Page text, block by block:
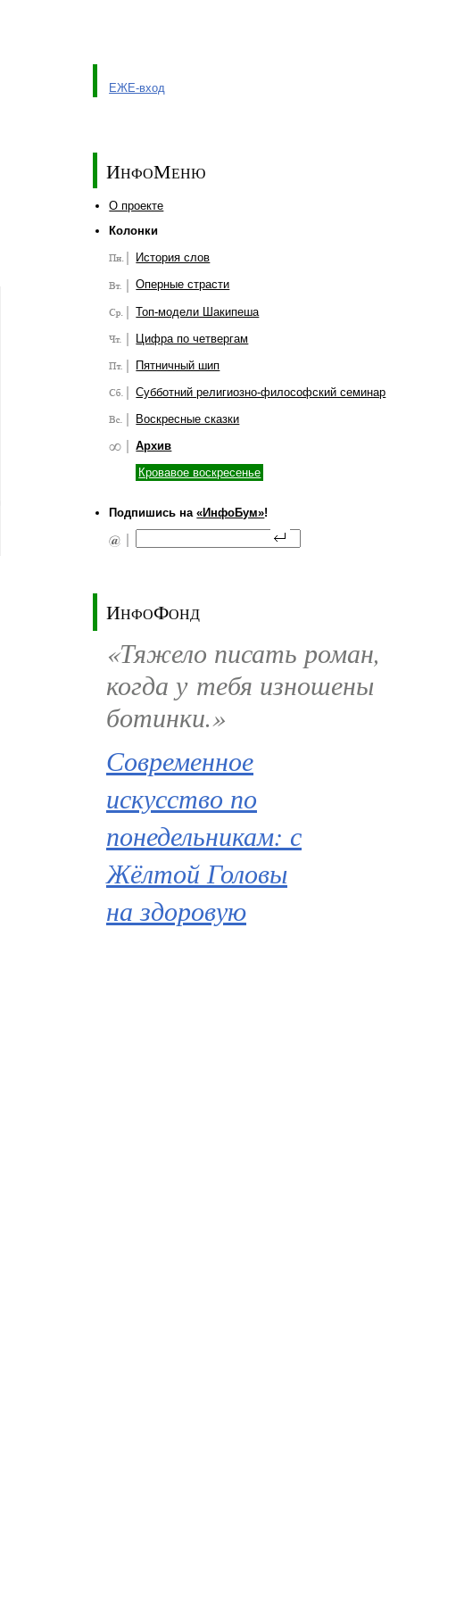
ЕЖЕ-вход
ИнфоМеню
О проекте
Колонки
История слов
Оперные страсти
Топ-модели Шакипеша
Цифра по четвергам
Пятничный шип
Субботний религиозно-философский семинар
Воскресные сказки
Архив
Кровавое воскресенье
Подпишись на«ИнфоБум»!
ИнфоФонд
«Тяжело писать роман,
когда у тебя изношены
ботинки.»
Современное
искусство по
понедельникам: с
Жёлтой Головы
на здоровую